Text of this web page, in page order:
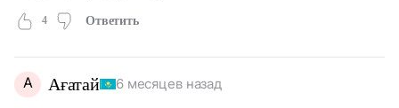
4 Ответить
А Ағатай 6 месяцев назад